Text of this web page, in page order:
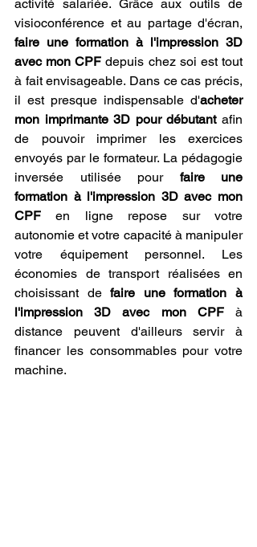
activité salariée. Grâce aux outils de
faire une formation à l'impression 3D
avec mon CPF depuis chez soi est tout
à fait envisageable. Dans ce cas précis,
il est presque indispensable d'acheter
mon imprimante 3D pour débutant afin
de pouvoir imprimer les exercices
envoyés par le formateur. La pédagogie
inversée utilisée pour faire une
formation à l'impression 3D avec mon
CPF en ligne repose sur votre
autonomie et votre capacité à manipuler
votre équipement personnel. Les
économies de transport réalisées en
choisissant de faire une formation à
l'impression 3D avec mon CPF à
distance peuvent d'ailleurs servir à
financer les consommables pour votre
machine.